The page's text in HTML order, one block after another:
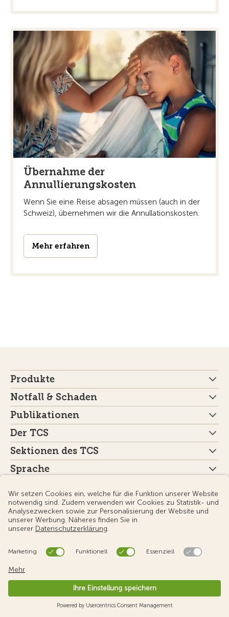
Übernahme der
Annullierungskosten
Wenn Sie eine Reise absagen müssen (auch in der
Schweiz), übernehmen wir die Annullationskosten.
Mehr erfahren
Produkte
Notfall & Schaden
Publikationen
Der TCS
Sektionen des TCS
Sprache
Newsletter
Anmeldung
Social Media